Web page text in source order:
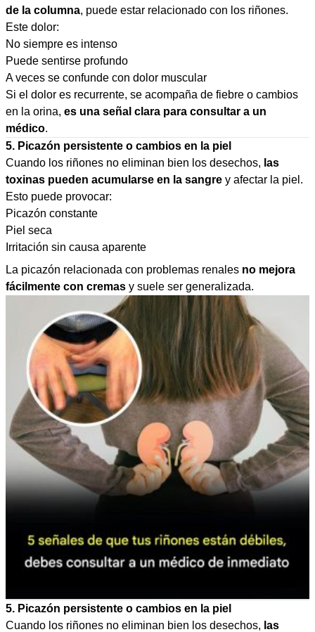
de la columna, puede estar relacionado con los riñones.
Este dolor:
No siempre es intenso
Puede sentirse profundo
A veces se confunde con dolor muscular
Si el dolor es recurrente, se acompaña de fiebre o cambios
en la orina, es una señal clara para consultar a un
médico.
5. Picazón persistente o cambios en la piel
Cuando los riñones no eliminan bien los desechos, las
toxinas pueden acumularse en la sangre y afectar la piel.
Esto puede provocar:
Picazón constante
Piel seca
Irritación sin causa aparente
La picazón relacionada con problemas renales no mejora
fácilmente con cremas y suele ser generalizada.
5. Picazón persistente o cambios en la piel
Cuando los riñones no eliminan bien los desechos, las